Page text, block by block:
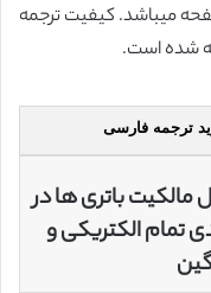
باشد، ترجمه فارسی آن نیز 25 صفحه میباشد. کیفیت ترجمه
شده است.
ترجمه فارسی
مالکیت باتری ها در
تمام الکتریکی و